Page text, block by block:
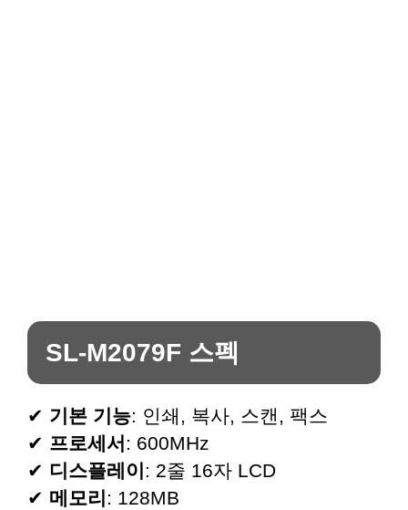
SL-M2079F 스펙
✔ 기본 기능: 인쇄, 복사, 스캔, 팩스
✔ 프로세서: 600MHz
✔ 디스플레이: 2줄 16자 LCD
✔ 메모리: 128MB